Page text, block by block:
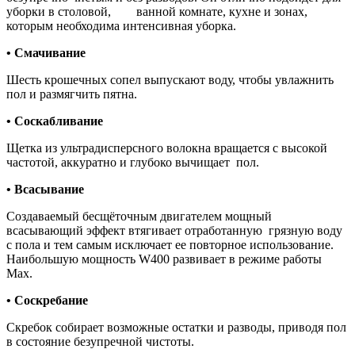
уборки в столовой, ванной комнате, кухне и зонах,
которым необходима интенсивная уборка.
• Смачивание
Шесть крошечных сопел выпускают воду, чтобы увлажнить
пол и размягчить пятна.
• Соскабливание
Щетка из ультрадисперсного волокна вращается с высокой
частотой, аккуратно и глубоко вычищает пол.
• Всасывание
Создаваемый бесщёточным двигателем мощный
всасывающий эффект втягивает отработанную грязную воду
с пола и тем самым исключает ее повторное использование.
Наибольшую мощность W400 развивает в режиме работы
Max.
• Соскребание
Скребок собирает возможные остатки и разводы, приводя пол
в состояние безупречной чистоты.